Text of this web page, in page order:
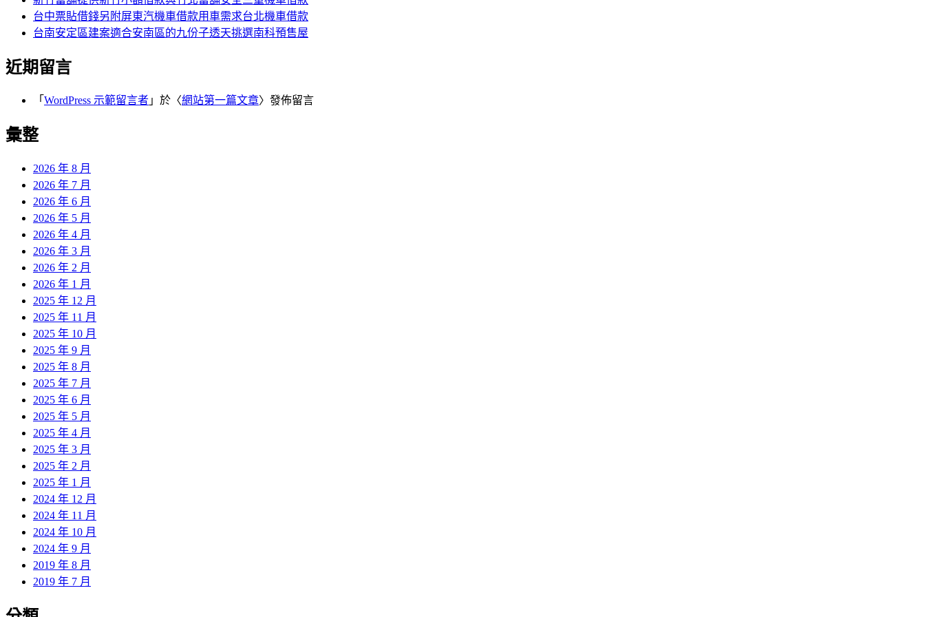
台中票貼借錢另附屏東汽機車借款用車需求台北機車借款
台南安定區建案適合安南區的九份子透天挑選南科預售屋
近期留言
「 WordPress 示範留言者 」於〈網站第一篇文章〉發佈留言
彙整
2026 年 8 月
2026 年 7 月
2026 年 6 月
2026 年 5 月
2026 年 4 月
2026 年 3 月
2026 年 2 月
2026 年 1 月
2025 年 12 月
2025 年 11 月
2025 年 10 月
2025 年 9 月
2025 年 8 月
2025 年 7 月
2025 年 6 月
2025 年 5 月
2025 年 4 月
2025 年 3 月
2025 年 2 月
2025 年 1 月
2024 年 12 月
2024 年 11 月
2024 年 10 月
2024 年 9 月
2019 年 8 月
2019 年 7 月